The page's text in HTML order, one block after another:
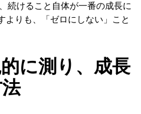
続けること自体が一番の成長に
よりも、「ゼロにしない」こと
に測り、成長